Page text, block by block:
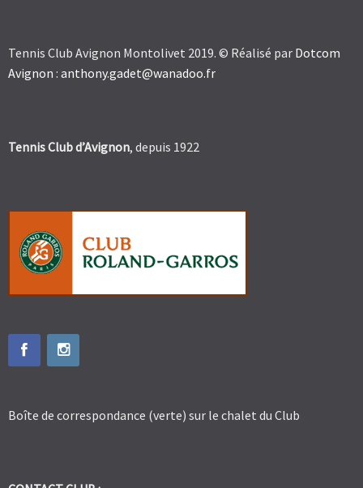
Tennis Club Avignon Montolivet 2019. © Réalisé par Dotcom
Avignon : anthony.gadet@wanadoo.fr
Tennis Club d’Avignon, depuis 1922
Boîte de correspondance (verte) sur le chalet du Club